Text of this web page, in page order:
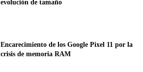
evolución de tamaño
Encarecimiento de los Google Pixel 11 por la
crisis de memoria RAM